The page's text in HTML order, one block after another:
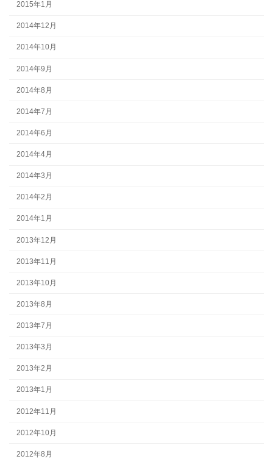
2015年1月
2014年12月
2014年10月
2014年9月
2014年8月
2014年7月
2014年6月
2014年4月
2014年3月
2014年2月
2014年1月
2013年12月
2013年11月
2013年10月
2013年8月
2013年7月
2013年3月
2013年2月
2013年1月
2012年11月
2012年10月
2012年8月